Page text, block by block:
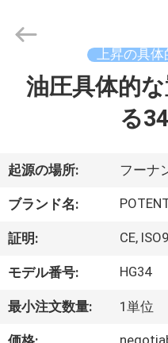
ロ
ダ
ク
ト
Copyright
Changsha
Intelligent
上昇の具
油圧具体的
る
起源の場所: フーナ
ブランド名:
証明: CE,
モデル番号: HG34
最小注文数量: 1単位